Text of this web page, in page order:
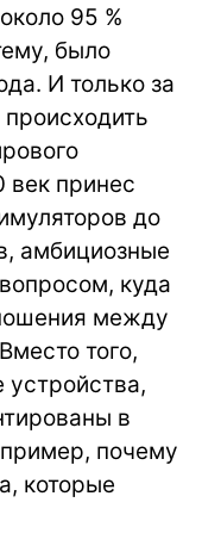
95 %
было
И только за
век принес
до
амбициозные
куда
между
того,
устройства,
в
почему
которые